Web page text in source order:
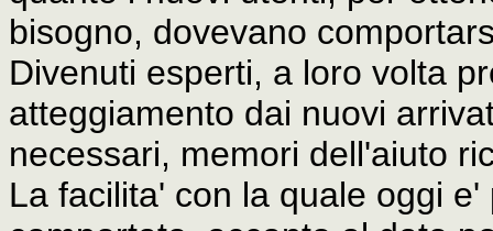
bisogno, dovevano
Divenuti esperti, a loro volta
atteggiamento dai nuovi
necessari, memori dell'aiuto
La facilita' con la quale oggi